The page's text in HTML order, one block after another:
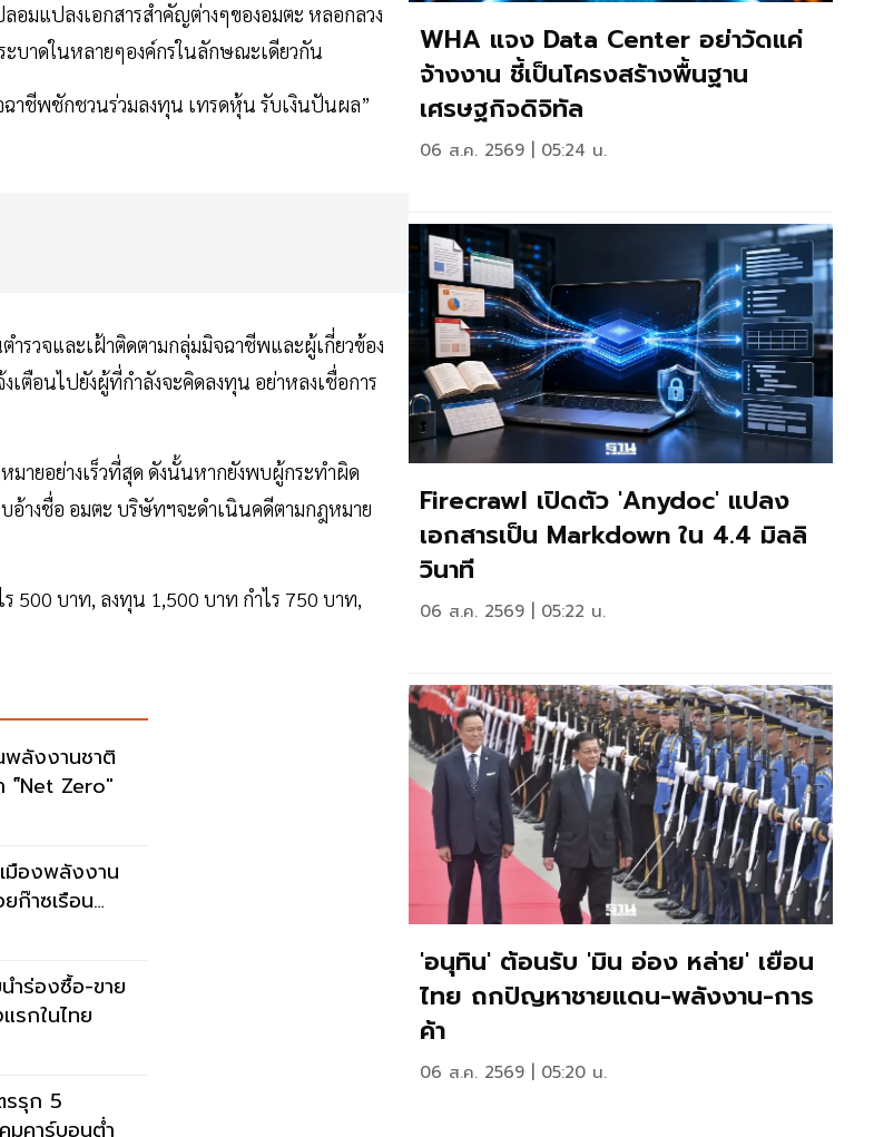
มแปลงเอกสารสำคัญต่างๆของอมตะ หลอกลวง
บาดในหลายๆองค์กรในลักษณะเดียวกัน
าชีพชักชวนร่วมลงทุน เทรดหุ้น รับเงินปันผล”
รวจและเฝ้าติดตามกลุ่มมิจฉาชีพและผู้เกี่ยวข้อง
ตือนไปยังผู้ที่กำลังจะคิดลงทุน อย่าหลงเชื่อการ
ายอย่างเร็วที่สุด ดังนั้นหากยังพบผู้กระทำผิด
อ้างชื่อ อมตะ บริษัทฯจะดำเนินคดีตามกฎหมาย
500 บาท, ลงทุน 1,500 บาท กำไร 750 บาท,
พลังงานชาติ
"์Net Zero"
มืองพลังงาน
ก๊าซเรือน
ำร่องซื้อ-ขาย
รกในไทย
รุก 5
มคาร์บอนต่ำ
WHA แจง Data Center อย่าวัดแค่
จ้างงาน ชี้เป็นโครงสร้างพื้นฐาน
เศรษฐกิจดิจิทัล
06 ส.ค. 2569 | 05:24 น.
Firecrawl เปิดตัว 'anydoc' แปลง
เอกสารเป็น Markdown ใน 4.4 มิลลิ
วินาที
06 ส.ค. 2569 | 05:22 น.
'อนุทิน' ต้อนรับ 'มิน อ่อง หล่าย' เยือน
ไทย ถกปัญหาชายแดน-พลังงาน-การ
ค้า
06 ส.ค. 2569 | 05:20 น.